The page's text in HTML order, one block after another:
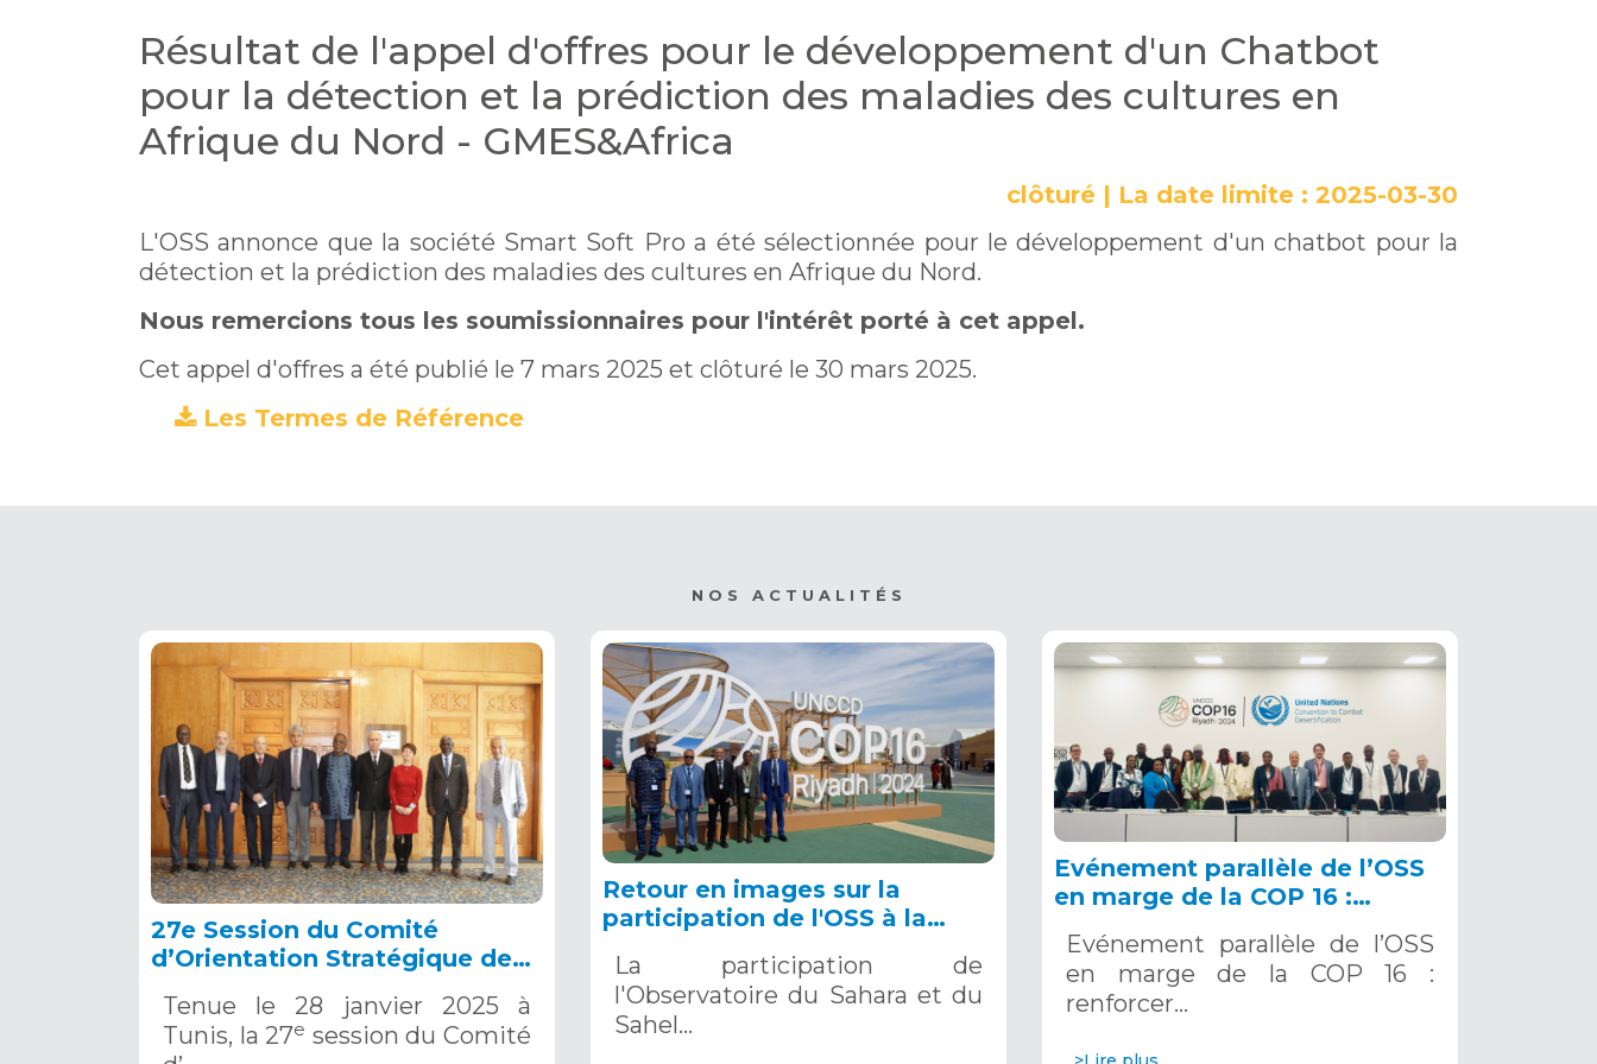
Résultat de l'appel d'offres pour le développement d'un Chatbot
pour la détection et la prédiction des maladies des cultures en
Afrique du Nord - GMES&Africa
clôturé | La date limite : 2025-03-30
L'OSS annonce que la société Smart Soft Pro a été sélectionnée pour le développement d'un chatbot pour la
détection et la prédiction des maladies des cultures en Afrique du Nord.
Nous remercions tous les soumissionnaires pour l'intérêt porté à cet appel.
Cet appel d'offres a été publié le 7 mars 2025 et clôturé le 30 mars 2025.
Les Termes de Référence
NOS ACTUALITÉS
27e Session du Comité
d’Orientation Stratégique de
Tenue le 28 janvier 2025 à
Tunis, la 27e session du Comité
Retour en images sur la
participation de l'OSS à la
2024 à Riyad, en Arabie
Saoudite
La participation de
l'Observatoire du Sahara et du
Sahel…
Evénement parallèle de l’OSS
en marge de la COP 16 :
grâce aux Systèmes d’Alerte
Précoce Multirisques. 12
décembre 2024
Evénement parallèle de l’OSS
en marge de la COP 16 :
renforcer…